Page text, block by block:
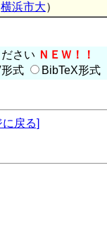
横浜市大）
さい ＮＥＷ！！
式 BibTeX形式
戻る]